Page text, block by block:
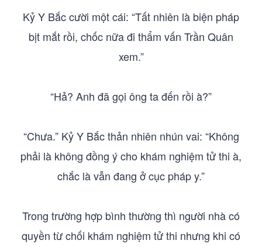
Kỷ Y Bắc cười một cái: “Tất nhiên là biện pháp
bịt mắt rồi, chốc nữa đi thẩm vấn Trần Quân
xem.”
“Hả? Anh đã gọi ông ta đến rồi à?”
“Chưa.” Kỷ Y Bắc thản nhiên nhún vai: “Không
phải là không đồng ý cho khám nghiệm tử thi à,
chắc là vẫn đang ở cục pháp y.”
Trong trường hợp bình thường thì người nhà có
quyền từ chối khám nghiệm tử thi nhưng khi có